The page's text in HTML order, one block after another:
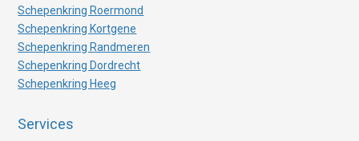
Schepenkring Roermond
Schepenkring Kortgene
Schepenkring Randmeren
Schepenkring Dordrecht
Schepenkring Heeg
Services